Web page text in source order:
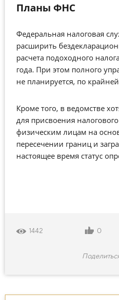
Планы ФНС
Федеральная налоговая
расширить
расчета подоходного
года. При этом полного
не планируется, по
Кроме того, в ведомстве
для присвоения
физическим лицам на
пересечении границ и
настоящее время статус
1442 0